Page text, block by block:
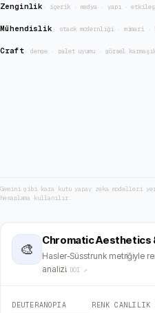
Zenginlik · içerik · medya · yapı ·
Mühendislik · stack modernliği · mimari
Craft·denge · palet uyumu · görsel
Gemini gibi kara kutu yapay zeka modelleri
hesaplama kullanılır.
🎨
Chromatic Aesthetics
Hasler-Süsstrunk metriğiyle
analizi. DOI ↗
DEUTERANOPIA RENK CANLILIK